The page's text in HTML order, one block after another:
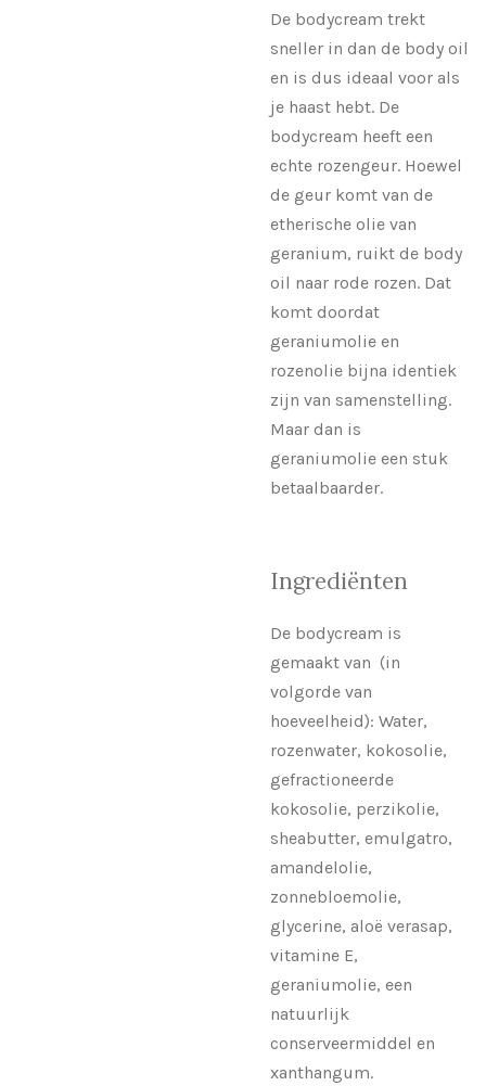
De bodycream trekt
sneller in dan de body oil
en is dus ideaal voor als
je haast hebt. De
bodycream heeft een
echte rozengeur. Hoewel
de geur komt van de
etherische olie van
geranium, ruikt de body
oil naar rode rozen. Dat
komt doordat
geraniumolie en
rozenolie bijna identiek
zijn van samenstelling.
Maar dan is
geraniumolie een stuk
betaalbaarder.
Ingrediënten
De bodycream is
gemaakt van (in
volgorde van
hoeveelheid): Water,
rozenwater, kokosolie,
gefractioneerde
kokosolie, perzikolie,
sheabutter, emulgatro,
amandelolie,
zonnebloemolie,
glycerine, aloë verasap,
vitamine E,
geraniumolie, een
natuurlijk
conserveermiddel en
xanthangum.